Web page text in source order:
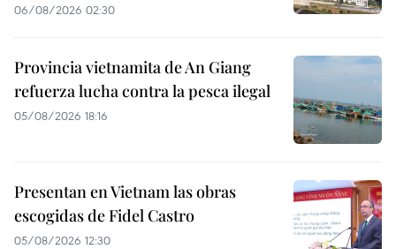
06/08/2026 02:30
Provincia vietnamita de An Giang
refuerza lucha contra la pesca ilegal
05/08/2026 18:16
Presentan en Vietnam las obras
escogidas de Fidel Castro
05/08/2026 12:30